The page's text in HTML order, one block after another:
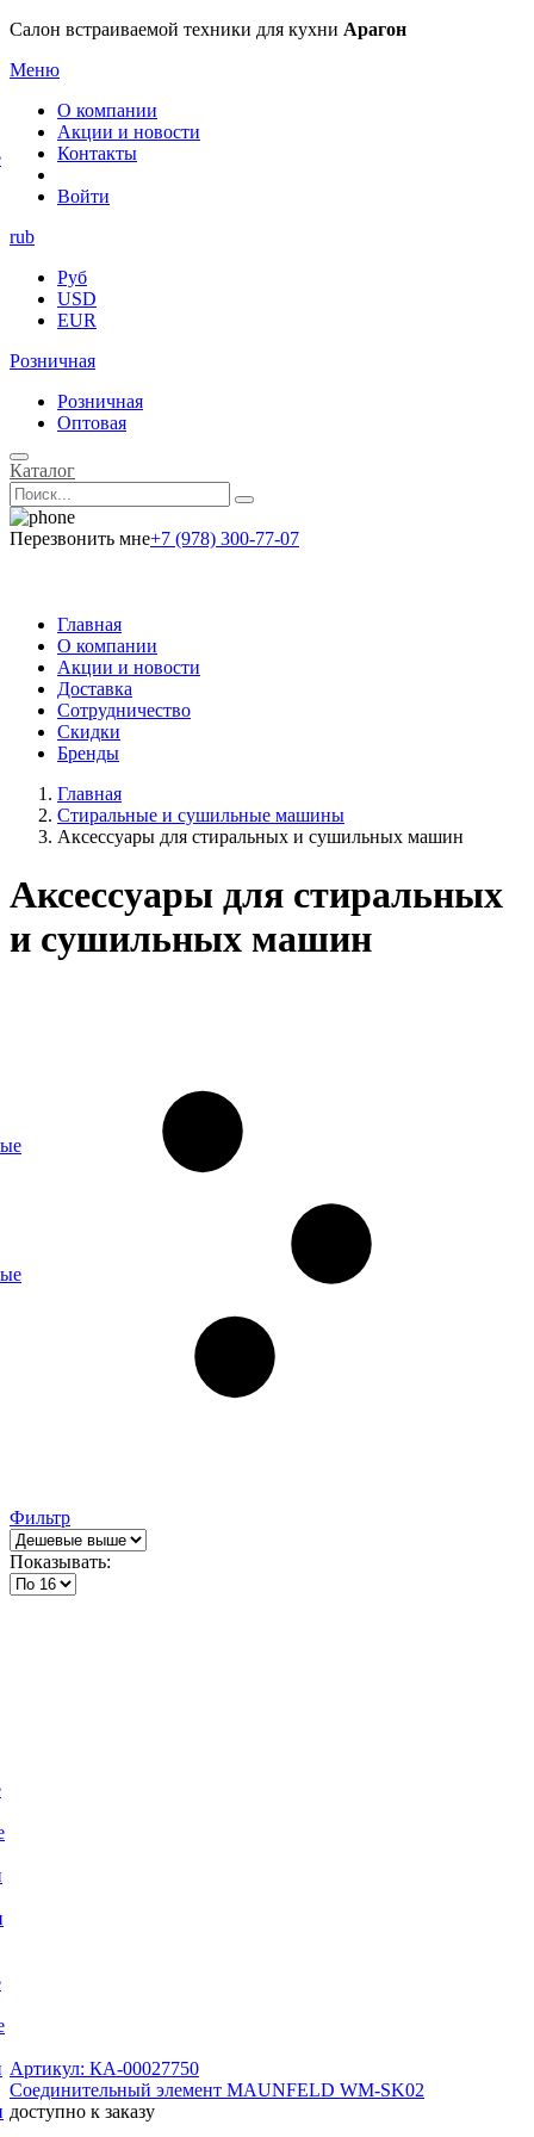
Салон встраиваемой техники для кухни Арагон
Меню
О компании
Акции и новости
Контакты
Войти
rub
Руб
USD
EUR
Розничная
Розничная
Оптовая
Каталог
Перезвонить мне+7 (978) 300-77-07
Главная
О компании
Акции и новости
Доставка
Сотрудничество
Скидки
Бренды
Главная
Стиральные и сушильные машины
Аксессуары для стиральных и сушильных машин
Аксессуары для стиральных
и сушильных машин
Фильтр
Показывать:
Артикул: КА-00027750
Соединительный элемент MAUNFELD WM-SK02
доступно к заказу